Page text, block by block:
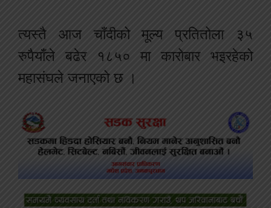
त्यस्तै आज चाँदीको मूल्य प्रतितोला ३५
रुपैयाँले बढेर १८५० मा कारोबार भइरहेको
महासंघले जनाएको छ ।